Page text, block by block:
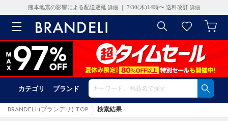
熊本地震の影響による配送遅延 詳細 ｜ 7/30(木)14時〜 送料改訂 詳細
カテゴリ ブランド
BRANDELI (ブランデリ) TOP 検索結果